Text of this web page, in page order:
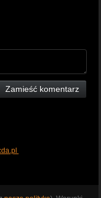
Zamieść komentarz